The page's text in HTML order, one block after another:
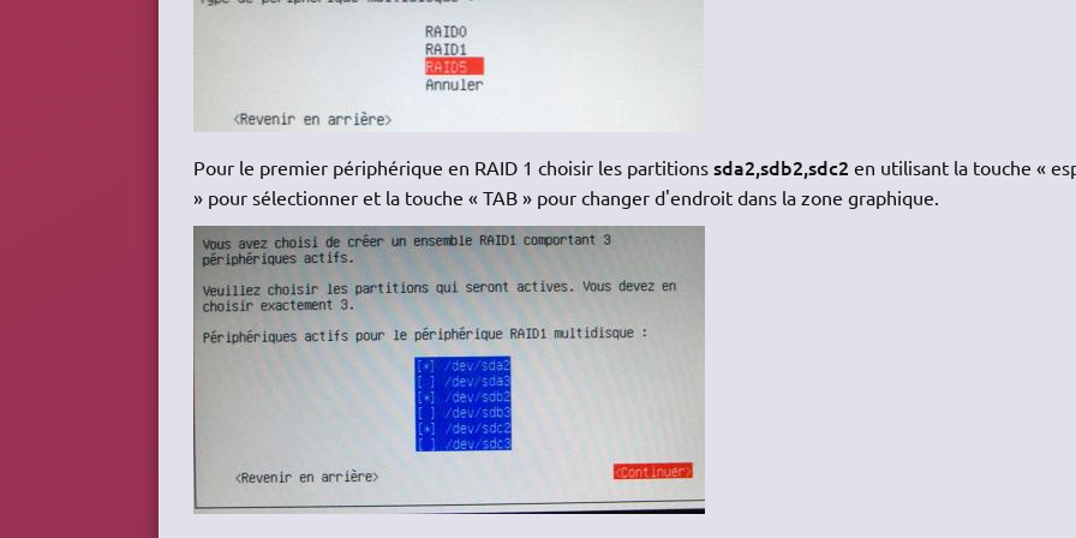
Pour le premier périphérique en RAID 1 choisir les partitions sda2,sdb2,sdc2 en utilisant la touche «
» pour sélectionner et la touche « TAB » pour changer d'endroit dans la zone graphique.